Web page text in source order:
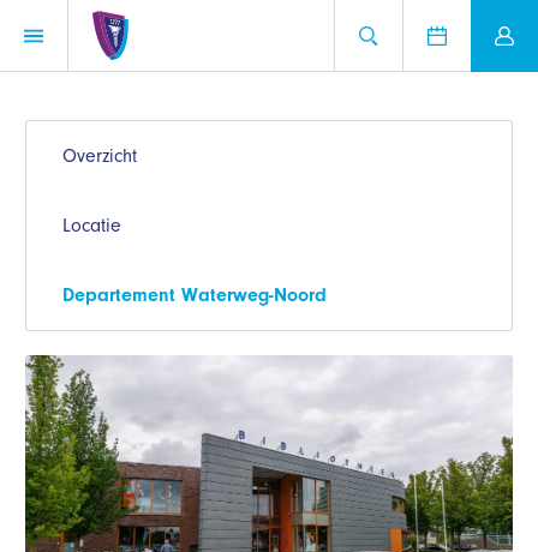
Overzicht
Locatie
Departement Waterweg-Noord